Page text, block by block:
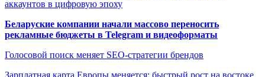
аккаунтов в цифровую эпоху
Беларуские компании начали массово переносить
рекламные бюджеты в Telegram и видеоформаты
Голосовой поиск меняет SEO-стратегии брендов